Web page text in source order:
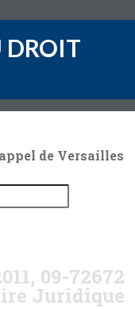
DROIT
de Versailles
09-72672
Juridique